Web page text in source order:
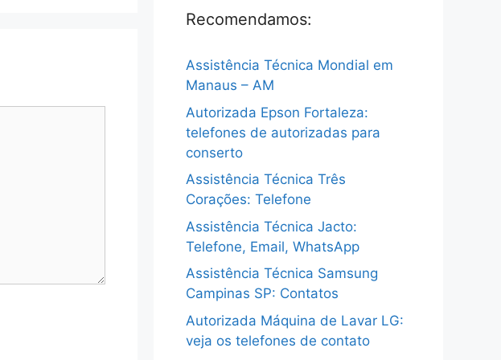
Recomendamos:
Assistência Técnica Mondial em
Manaus – AM
Autorizada Epson Fortaleza:
telefones de autorizadas para
conserto
Assistência Técnica Três
Corações: Telefone
Assistência Técnica Jacto:
Telefone, Email, WhatsApp
Assistência Técnica Samsung
Campinas SP: Contatos
Autorizada Máquina de Lavar LG:
veja os telefones de contato